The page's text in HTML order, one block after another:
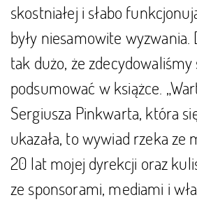
skostniałej i słabo
były niesamowite wyzwania.
tak dużo, że zdecydowaliśmy
podsumować w książce.
Sergiusza Pinkwarta, która
ukazała, to wywiad rzeka ze
20 lat mojej dyrekcji oraz
ze sponsorami, mediami i